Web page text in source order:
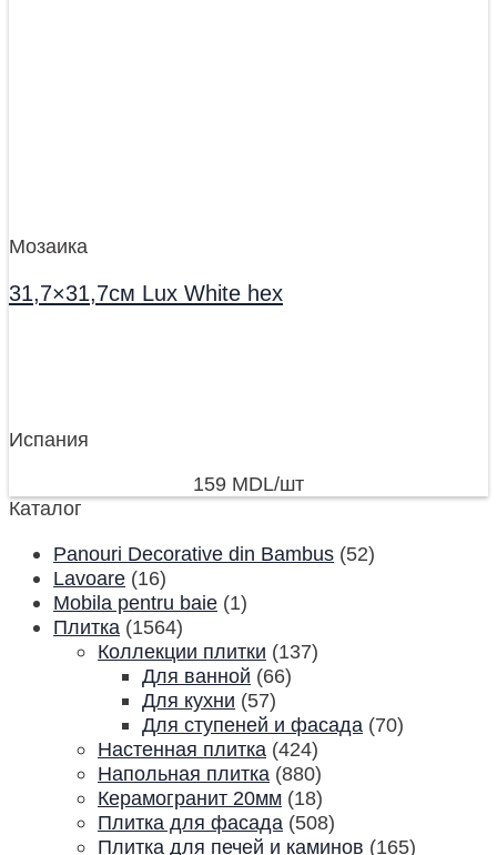
Мозаика
31,7×31,7см Lux White hex
Испания
159 MDL/шт
Каталог
Panouri Decorative din Bambus (52)
Lavoare (16)
Mobila pentru baie (1)
Плитка (1564)
Коллекции плитки (137)
Для ванной (66)
Для кухни (57)
Для ступеней и фасада (70)
Настенная плитка (424)
Напольная плитка (880)
Керамогранит 20мм (18)
Плитка для фасада (508)
Плитка для печей и каминов (165)